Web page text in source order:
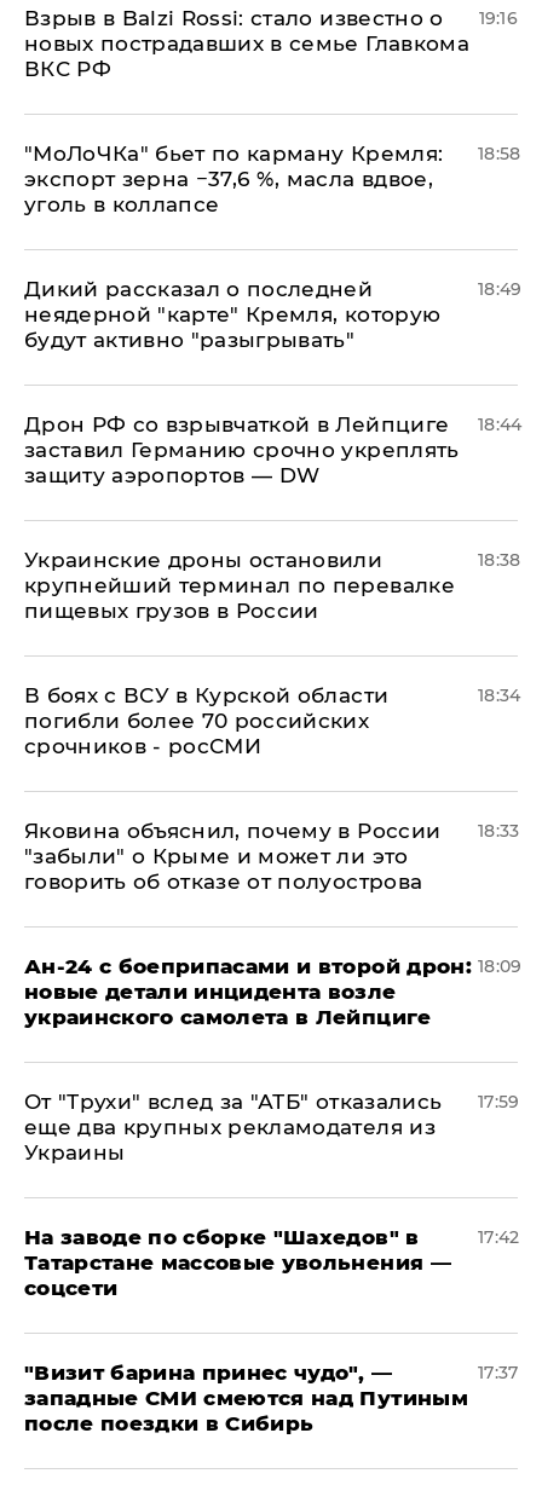
Взрыв в Balzi Rossi: стало известно о
новых пострадавших в семье Главкома
ВКС РФ
19:16
​"МоЛоЧКа" бьет по карману Кремля:
экспорт зерна −37,6 %, масла вдвое,
уголь в коллапсе
18:58
Дикий рассказал о последней
неядерной "карте" Кремля, которую
будут активно "разыгрывать"
18:49
​Дрон РФ со взрывчаткой в Лейпциге
заставил Германию срочно укреплять
защиту аэропортов — DW
18:44
Украинские дроны остановили
крупнейший терминал по перевалке
пищевых грузов в России
18:38
В боях с ВСУ в Курской области
погибли более 70 российских
срочников - росСМИ
18:34
Яковина объяснил, почему в России
"забыли" о Крыме и может ли это
говорить об отказе от полуострова
18:33
Ан-24 с боеприпасами и второй дрон:
новые детали инцидента возле
украинского самолета в Лейпциге
18:09
От "Трухи" вслед за "АТБ" отказались
еще два крупных рекламодателя из
Украины
17:59
На заводе по сборке "Шахедов" в
Татарстане массовые увольнения —
соцсети
17:42
"Визит барина принес чудо", —
западные СМИ смеются над Путиным
после поездки в Сибирь
17:37